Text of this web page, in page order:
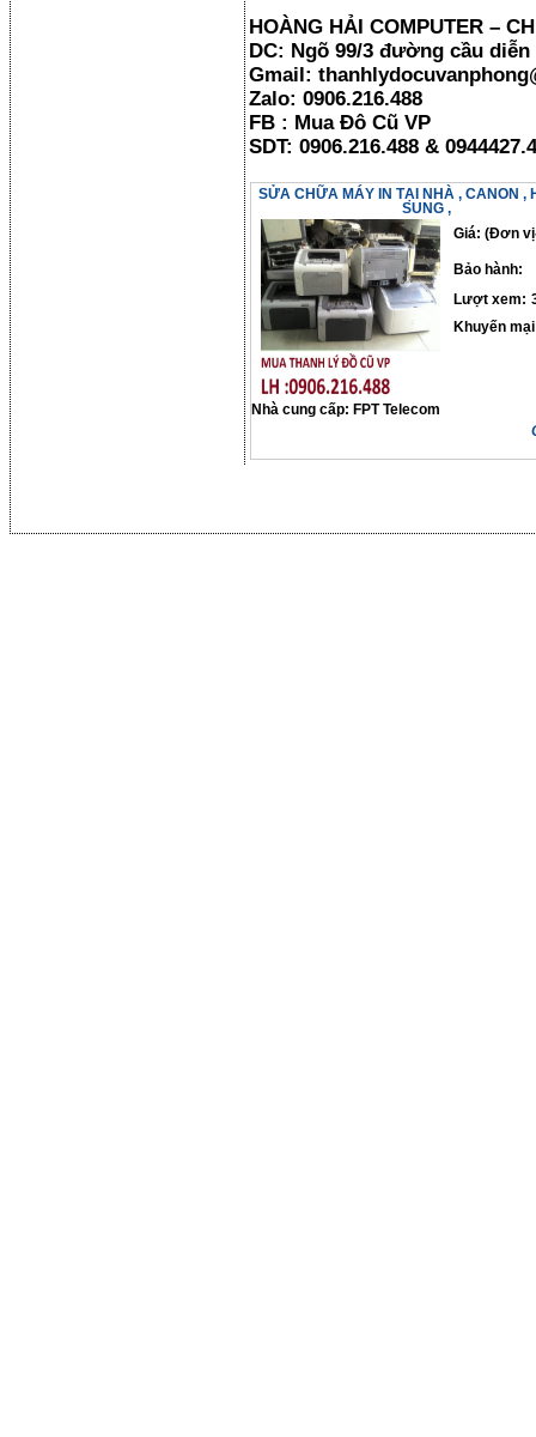
HOÀNG HẢI COMPUTER –
DC: Ngõ 99/3 đường cầu
Gmail:
Zalo: 0906.216.488
FB : Mua Đô Cũ VP
SDT: 0906.216.488 &
SỬA CHỮA MÁY IN TẠI NHÀ , CANON ,
SUNG ,
Giá: (Đơn
Bảo hành:
Lượt xem:
Khuyến
Nhà cung cấp: FPT Telecom